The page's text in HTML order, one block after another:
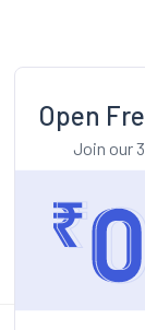
Open
Join our